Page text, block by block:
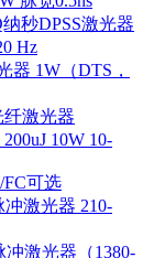
秒DPSS激光器
Hz
器 1W（DTS，
纤激光器
10W 10-
FC可选
激光器 210-
激光器（1380-